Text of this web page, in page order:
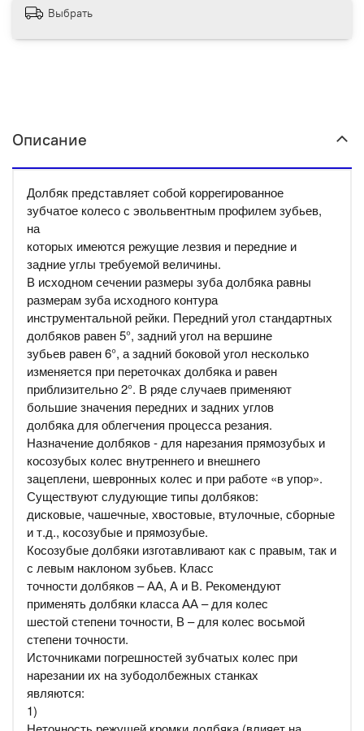
Выбрать
Описание
Долбяк представляет собой коррегированное
зубчатое колесо с эвольвентным профилем зубьев,
на
которых имеются режущие лезвия и передние и
задние углы требуемой величины.
В исходном сечении размеры зуба долбяка равны
размерам зуба исходного контура
инструментальной рейки. Передний угол стандартных
долбяков равен 5°, задний угол на вершине
зубьев равен 6°, а задний боковой угол несколько
изменяется при переточках долбяка и равен
приблизительно 2°. В ряде случаев применяют
большие значения передних и задних углов
долбяка для облегчения процесса резания.
Назначение долбяков - для нарезания прямозубых и
косозубых колес внутреннего и внешнего
зацеплени, шевронных колес и при работе «в упор».
Существуют слудующие типы долбяков:
дисковые, чашечные, хвостовые, втулочные, сборные
и т.д., косозубые и прямозубые.
Косозубые долбяки изготавливают как с правым, так и
с левым наклоном зубьев. Класс
точности долбяков – АА, А и В. Рекомендуют
применять долбяки класса АА – для колес
шестой степени точности, В – для колес восьмой
степени точности.
Источниками погрешностей зубчатых колес при
нарезании их на зубодолбежных станках
являются:
1)